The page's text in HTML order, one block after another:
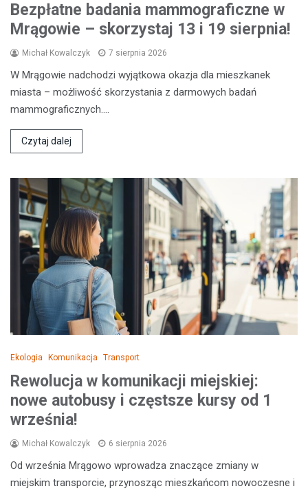
Bezpłatne badania mammograficzne w
Mrągowie – skorzystaj 13 i 19 sierpnia!
Michał Kowalczyk 7 sierpnia 2026
W Mrągowie nadchodzi wyjątkowa okazja dla mieszkanek
miasta – możliwość skorzystania z darmowych badań
mammograficznych.…
Czytaj dalej
Ekologia Komunikacja Transport
Rewolucja w komunikacji miejskiej:
nowe autobusy i częstsze kursy od 1
września!
Michał Kowalczyk 6 sierpnia 2026
Od września Mrągowo wprowadza znaczące zmiany w
miejskim transporcie, przynosząc mieszkańcom nowoczesne i